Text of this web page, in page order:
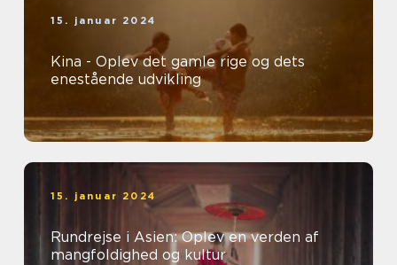
15. januar 2024
Kina - Oplev det gamle rige og dets
enestående udvikling
15. januar 2024
Rundrejse i Asien: Oplev en verden af
mangfoldighed og kultur